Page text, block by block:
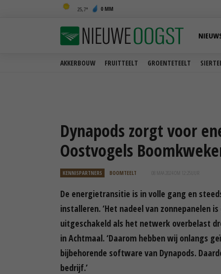
25,7 0 MM
AKKERBOUW FRUITTEELT GROENTETEELT
Dynapods zorgt voor
Oostvogels
KENNISPARTNERS BOOMTEELT 08 MAA 2024 OM 12:25
De energietransitie is in volle gang en
installeren. ‘Het nadeel van zonnepanelen
uitgeschakeld als het netwerk overbelast
in Achtmaal. ‘Daarom hebben wij onlangs
bijbehorende software van Dynapods.
bedrijf.’